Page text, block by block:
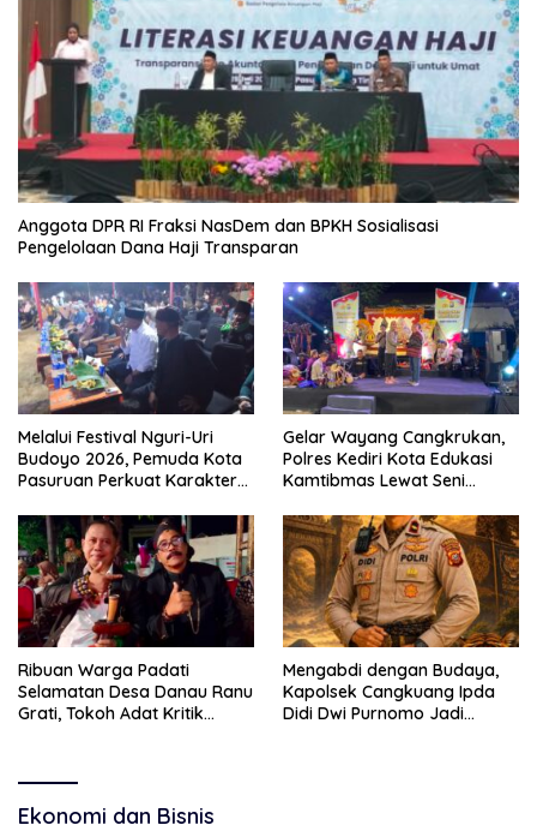
Anggota DPR RI Fraksi NasDem dan BPKH Sosialisasi
Pengelolaan Dana Haji Transparan
Melalui Festival Nguri-Uri
Budoyo 2026, Pemuda Kota
Pasuruan Perkuat Karakter
Narkoba
Gelar Wayang Cangkrukan,
Polres Kediri Kota Edukasi
Kamtibmas Lewat Seni
Ribuan Warga Padati
Selamatan Desa Danau Ranu
Grati, Tokoh Adat Kritik
Mengabdi dengan Budaya,
Kapolsek Cangkuang Ipda
Didi Dwi Purnomo Jadi
Ekonomi dan Bisnis